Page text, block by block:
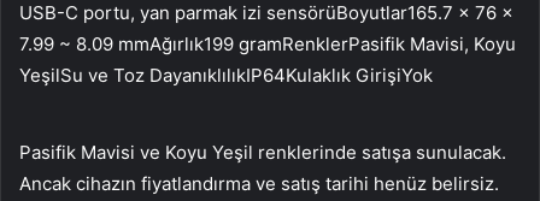
USB-C portu, yan parmak izi sensörüBoyutlar165.7 x 76 x
7.99 ~ 8.09 mmAğırlık199 gramRenklerPasifik Mavisi, Koyu
YeşilSu ve Toz DayanıklılıkIP64Kulaklık GirişiYok
Pasifik Mavisi ve Koyu Yeşil renklerinde satışa sunulacak.
Ancak cihazın fiyatlandırma ve satış tarihi henüz belirsiz.